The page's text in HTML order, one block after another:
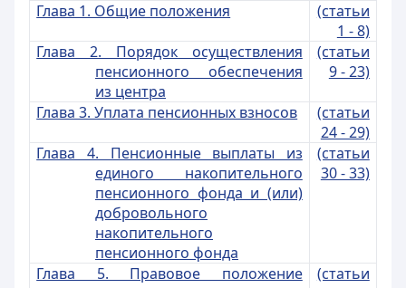
Глава 1. Общие положения
(статьи
1 - 8)
Глава 2. Порядок осуществления
пенсионного обеспечения
из центра
(статьи
9 - 23)
Глава 3. Уплата пенсионных взносов
(статьи
24 - 29)
Глава 4. Пенсионные выплаты из
единого накопительного
пенсионного фонда и (или)
добровольного
накопительного
пенсионного фонда
(статьи
30 - 33)
Глава 5. Правовое положение
(статьи